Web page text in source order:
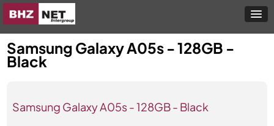
Samsung Galaxy A05s - 128GB -
Black
Samsung Galaxy A05s - 128GB - Black